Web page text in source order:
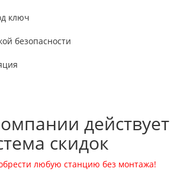
ключ
безопасности
действует
скидок
любую станцию без монтажа!